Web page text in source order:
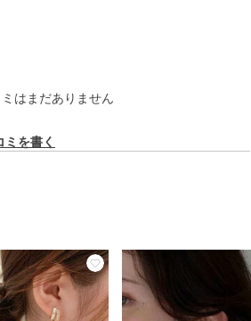
はまだありません
ミを書く